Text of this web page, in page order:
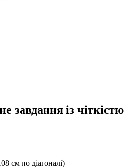
завдання із чіткістю
см по діагоналі)